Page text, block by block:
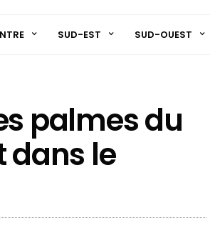
SUD-EST SUD-OUEST
palmes du
dans le